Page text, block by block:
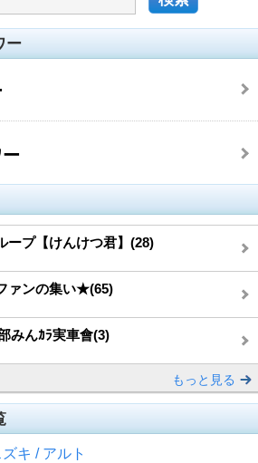
ー
ープ【けんけつ君】(28)
ァンの集い★(65)
みんｶﾗ実車會(3)
もっと見る
ズキ / アルト